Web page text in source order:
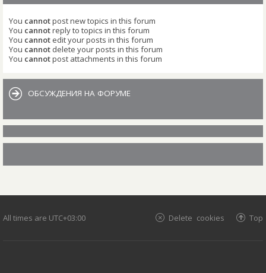
You cannotpost new topics in this forum
You cannotreply to topics in this forum
You cannot edit your posts in this forum
You cannot delete your posts in this forum
You cannotpost attachments in this forum
ОБСУЖДЕНИЯ НА ФОРУМЕ
All times are UTC+03:00 Top
Delete cookies